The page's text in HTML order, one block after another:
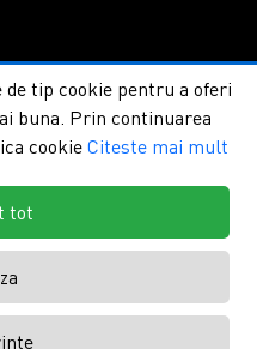
| Toate drepturile
online by ITeXclusiv.ro
tip cookie pentru a oferi
buna. Prin continuarea
cookieCiteste mai mult
tot